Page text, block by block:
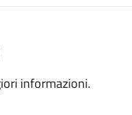
informazioni.